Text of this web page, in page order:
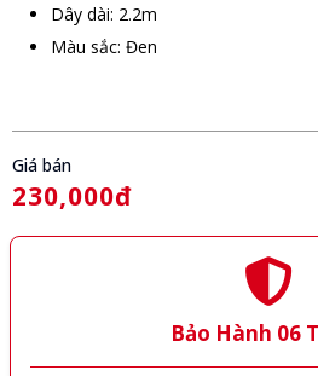
Dây dài: 2.2m
Màu sắc: Đen
Giá bán
230,000đ
Bảo Hành 06